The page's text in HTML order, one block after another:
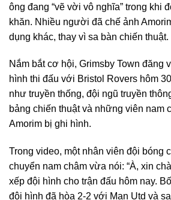
ông đang “vẽ vời vô nghĩa” trong khi
khăn. Nhiều người đã chế ảnh
dụng khác, thay vì sa bàn chiến thuật.
Nắm bắt cơ hội, Grimsby Town đăng
hình thi đấu với Bristol Rovers hôm
như truyền thống, đội ngũ truyền
bảng chiến thuật và những viên nam
Amorim bị ghi hình.
Trong video, một nhân viên đội bóng
chuyển nam châm vừa nói: “À, xin
xếp đội hình cho trận đấu hôm nay.
đội hình đã hòa 2-2 với Man Utd và